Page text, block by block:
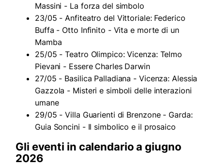
Massini - La forza del simbolo
23/05 - Anfiteatro del Vittoriale: Federico
Buffa - Otto Infinito - Vita e morte di un
Mamba
25/05 - Teatro Olimpico: Vicenza: Telmo
Pievani - Essere Charles Darwin
27/05 - Basilica Palladiana - Vicenza: Alessia
Gazzola - Misteri e simboli delle interazioni
umane
29/05 - Villa Guarienti di Brenzone - Garda:
Guia Soncini - Il simbolico e il prosaico
Gli eventi in calendario a giugno
2026